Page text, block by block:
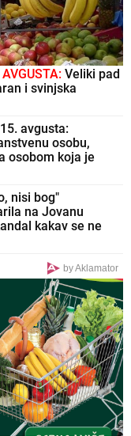
Veliki pad
i svinjska
avgusta:
osobu,
osobom koja je
nisi bog"
na Jovanu
kakav se ne
by Aklamator